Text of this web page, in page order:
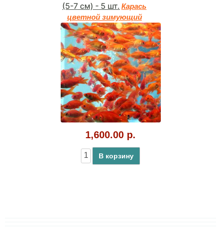
(5-7 см) - 5 шт. Карась
цветной зимующий
1,600.00 р.
В корзину